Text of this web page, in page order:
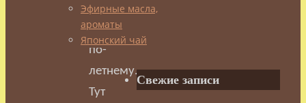
–
тоже
по-
летнему.
Тут
Эфирные масла,
ароматы
Японский чай
Свежие записи